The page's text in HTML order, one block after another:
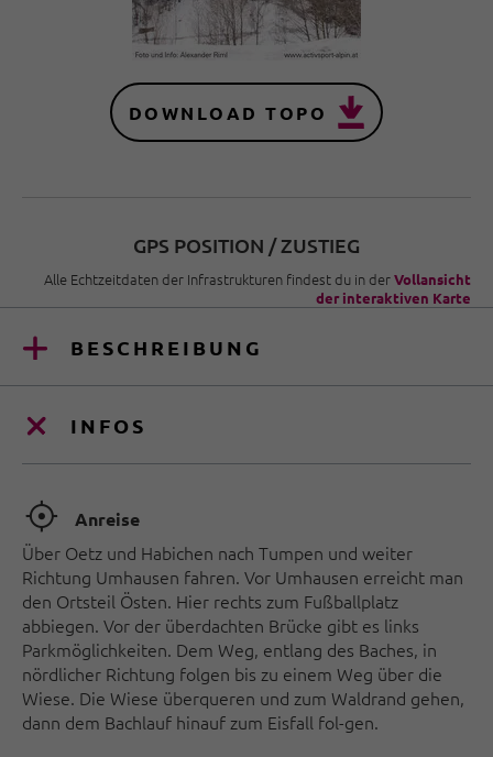
DOWNLOAD TOPO
GPS POSITION / ZUSTIEG
Alle Echtzeitdaten der Infrastrukturen findest du in derVollansicht
der interaktiven Karte
BESCHREIBUNG
INFOS
🞞 Anreise
Über Oetz und Habichen nach Tumpen und weiter
Richtung Umhausen fahren. Vor Umhausen erreicht man
den Ortsteil Östen. Hier rechts zum Fußballplatz
abbiegen. Vor der überdachten Brücke gibt es links
Parkmöglichkeiten. Dem Weg, entlang des Baches, in
nördlicher Richtung folgen bis zu einem Weg über die
Wiese. Die Wiese überqueren und zum Waldrand gehen,
dann dem Bachlauf hinauf zum Eisfall fol-gen.